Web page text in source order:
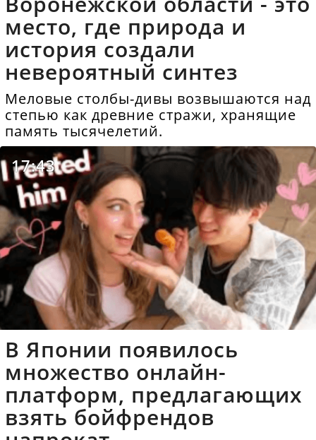
место, где природа и
история создали
невероятный синтез
Меловые столбы-дивы возвышаются над
степью как древние стражи, хранящие
память тысячелетий.
17:43
В Японии появилось
множество онлайн-
платформ, предлагающих
взять бойфрендов